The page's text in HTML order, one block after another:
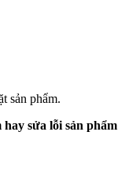
sản phẩm.
sửa lỗi sản